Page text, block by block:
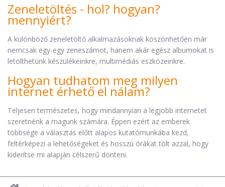
Zeneletöltés - hol? hogyan?
mennyiért?
A különböző zeneletöltő alkalmazásoknak köszönhetően már
nemcsak egy-egy zeneszámot, hanem akár egész albumokat is
letölthetünk készülékeinkre, multimédiás eszközeinkre.
Hogyan tudhatom meg milyen
internet érhető el nálam?
Teljesen természetes, hogy mindannyian a legjobb internetet
szeretnénk a magunk számára. Éppen ezért az emberek
többsége a választás előtt alapos kutatómunkába kezd,
feltérképezi a lehetőségeket és hosszú órákat tölt azzal, hogy
kiderítse mi alapján célszerű dönteni.